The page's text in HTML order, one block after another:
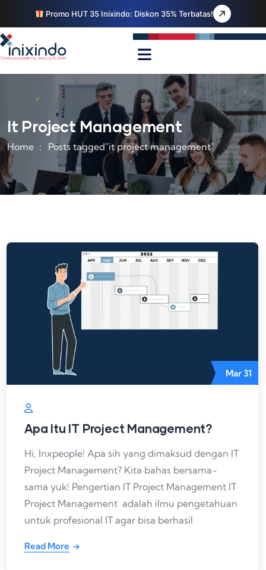
Promo HUT 35 Inixindo: Diskon 35% Terbatas!
It Project Management
Home Posts tagged"it project management"
Mar31
Apa Itu IT Project Management?
Hi, Inxpeople! Apa sih yang dimaksud dengan IT
Project Management? Kita bahas bersama-
sama yuk! Pengertian IT Project Management IT
Project Management adalah ilmu pengetahuan
untuk profesional IT agar bisa berhasil
Read More